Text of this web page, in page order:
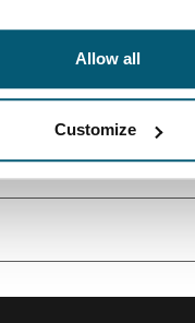
Allow all
Customize
Toggle features
Toggle techspec
techniques